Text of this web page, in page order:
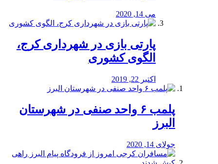
می 14, 2020
پارتی بازی در شهرداری کرج،
الگوی کشوری
اکتبر 22, 2019
پلمب ۶ واحد صنفی در شهرستان
البرز
جولای 14, 2020